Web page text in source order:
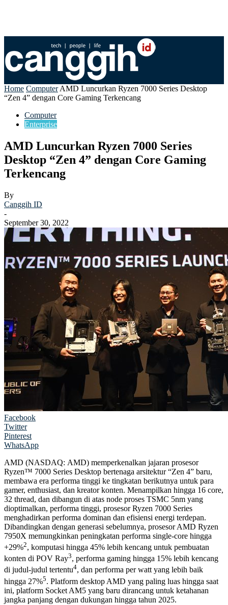
Home Computer AMD Luncurkan Ryzen 7000 Series Desktop
“Zen 4” dengan Core Gaming Terkencang
Computer
Enterprise
AMD Luncurkan Ryzen 7000 Series
Desktop “Zen 4” dengan Core Gaming
Terkencang
By
Canggih ID
-
September 30, 2022
Facebook
Twitter
Pinterest
WhatsApp
AMD (NASDAQ: AMD) memperkenalkan jajaran prosesor
Ryzen™ 7000 Series Desktop bertenaga arsitektur “Zen 4” baru,
membawa era performa tinggi ke tingkatan berikutnya untuk para
gamer, enthusiast, dan kreator konten. Menampilkan hingga 16 core,
32 thread, dan dibangun di atas node proses TSMC 5nm yang
dioptimalkan, performa tinggi, prosesor Ryzen 7000 Series
menghadirkan performa dominan dan efisiensi energi terdepan.
Dibandingkan dengan generasi sebelumnya, prosesor AMD Ryzen
7950X memungkinkan peningkatan performa single-core hingga
+29%2, komputasi hingga 45% lebih kencang untuk pembuatan
konten di POV Ray3, performa gaming hingga 15% lebih kencang
di judul-judul tertentu4, dan performa per watt yang lebih baik
hingga 27%5. Platform desktop AMD yang paling luas hingga saat
ini, platform Socket AM5 yang baru dirancang untuk ketahanan
jangka panjang dengan dukungan hingga tahun 2025.